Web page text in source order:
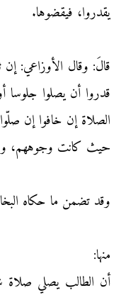
يقدروا، فيقضوها.
قالَ: وقال الأوزاعي:
قدروا أن يصلوا جلوسا
الصلاة إن خافوا إن
حيث كانت وجوههم،
وقد تضمن ما حكاه
منها:
أن الطالب يصلي صلاة